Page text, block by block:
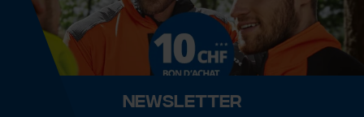
Newsletter
Vérifier linstallation de cookies
ID de session